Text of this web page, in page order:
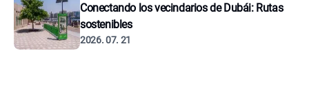
Conectando los vecindarios de Dubái: Rutas
sostenibles
2026. 07. 21